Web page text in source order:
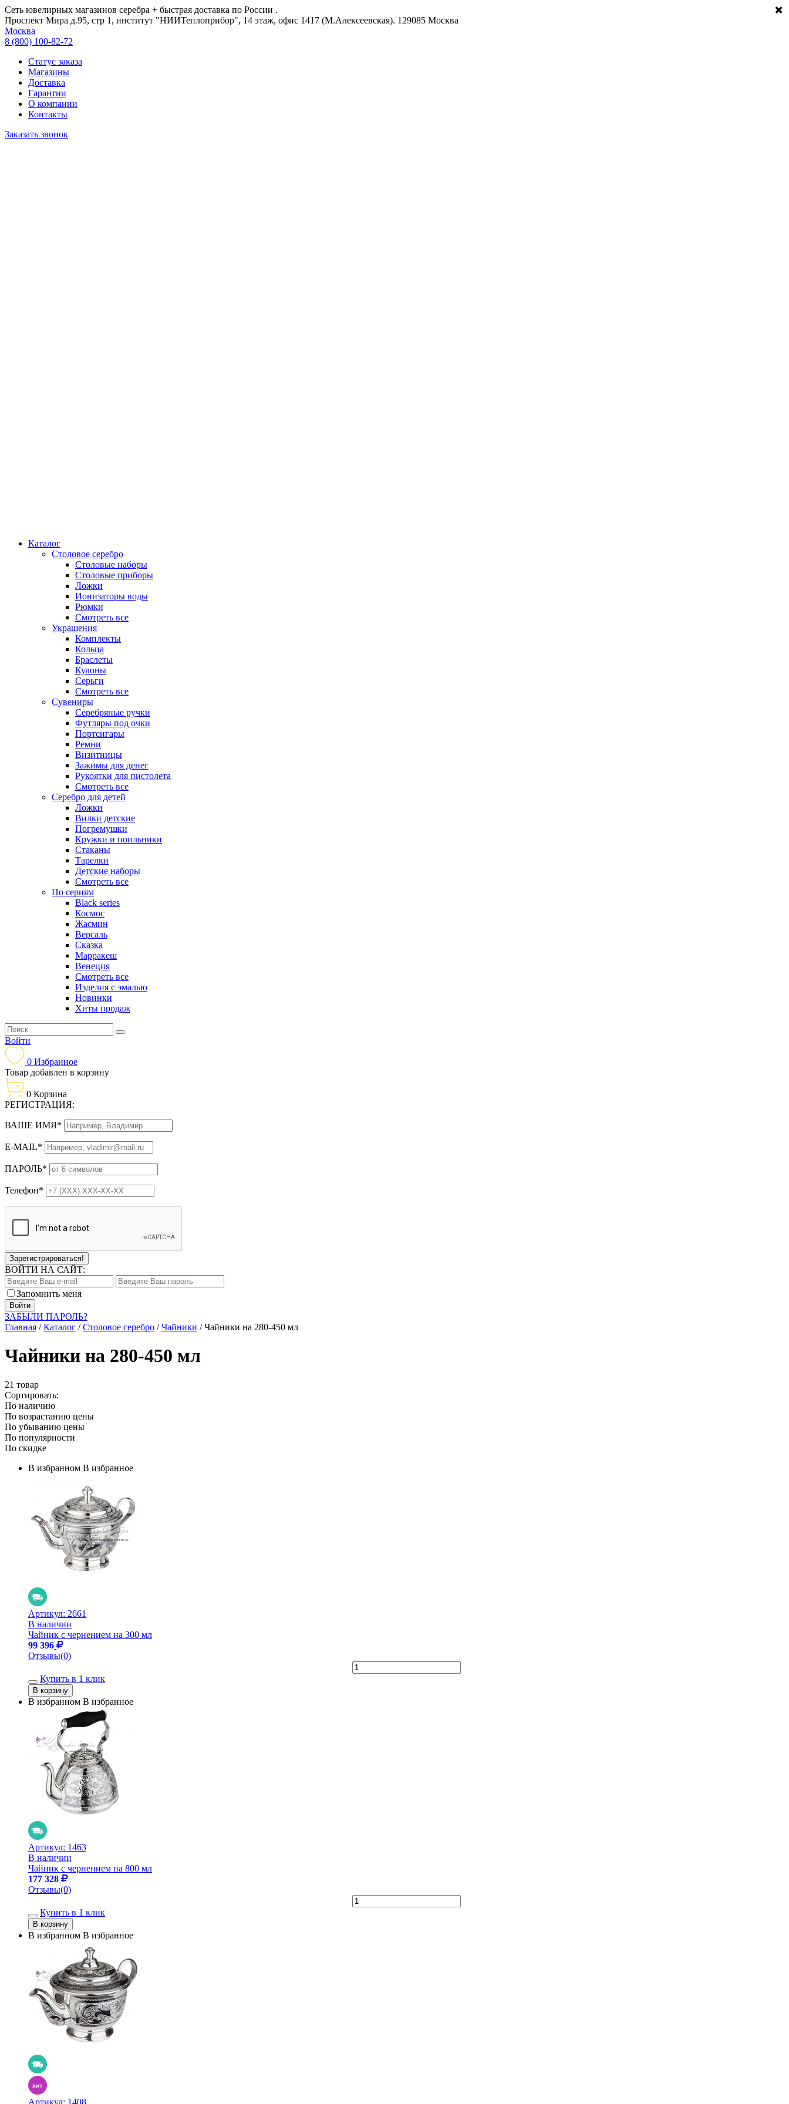
Сеть ювелирных магазинов серебра + быстрая доставка по России .
Проспект Мира д.95, стр 1, институт "НИИТеплоприбор", 14 этаж, офис 1417 (М.Алексеевская). 129085 Москва
Москва
8 (800) 100-82-72
Статус заказа
Магазины
Доставка
Гарантии
О компании
Контакты
Заказать звонок
Каталог
Столовое серебро
Столовые наборы
Столовые приборы
Ложки
Ионизаторы воды
Рюмки
Смотреть все
Украшения
Комплекты
Кольца
Браслеты
Кулоны
Серьги
Смотреть все
Сувениры
Серебряные ручки
Футляры под очки
Портсигары
Ремни
Визитницы
Зажимы для денег
Рукоятки для пистолета
Смотреть все
Серебро для детей
Ложки
Вилки детские
Погремушки
Кружки и поильники
Стаканы
Тарелки
Детские наборы
Смотреть все
По сериям
Black series
Космос
Жасмин
Версаль
Сказка
Марракеш
Венеция
Смотреть все
Изделия с эмалью
Новинки
Хиты продаж
Войти
0 Избранное
Товар добавлен в корзину
0 Корзина
РЕГИСТРАЦИЯ:
ВАШЕ ИМЯ*
E-MAIL*
ПАРОЛЬ*
Телефон*
Зарегистрироваться!
ВОЙТИ НА САЙТ:
Запомнить меня
ЗАБЫЛИ ПАРОЛЬ?
Главная /Каталог /Столовое серебро /Чайники /Чайники на 280-450 мл
Чайники на 280-450 мл
21 товар
Сортировать:
По наличию
По возрастанию цены
По убыванию цены
По популярности
По скидке
В избранном В избранное
Артикул: 2661
В наличии
Чайник с чернением на 300 мл
99 396
Отзывы(0)
Купить в 1 клик
В избранном В избранное
Артикул: 1463
В наличии
Чайник с чернением на 800 мл
177 328
Отзывы(0)
Купить в 1 клик
В избранном В избранное
Артикул: 1408